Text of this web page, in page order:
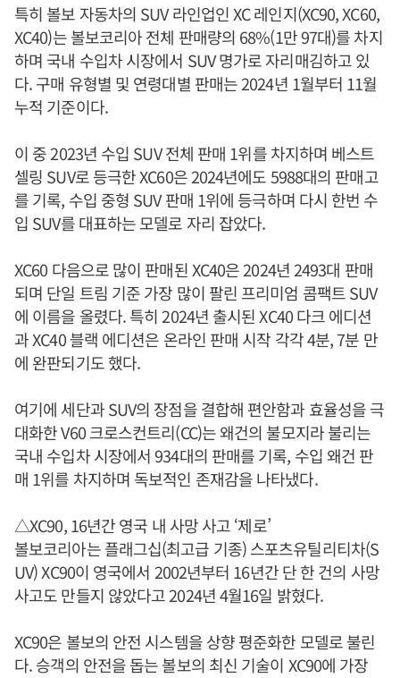
특히 볼보 자동차의 SUV 라인업인 XC 레인지(XC90, XC60,
XC40)는 볼보코리아 전체 판매량의 68%(1만 97대)를 차지
하며 국내 수입차 시장에서 SUV 명가로 자리매김하고 있
다. 구매 유형별 및 연령대별 판매는 2024년 1월부터 11월
누적 기준이다.
이 중 2023년 수입 SUV 전체 판매 1위를 차지하며 베스트
셀링 SUV로 등극한 XC60은 2024년에도 5988대의 판매고
를 기록, 수입 중형 SUV 판매 1위에 등극하며 다시 한번 수
입 SUV를 대표하는 모델로 자리 잡았다.
XC60 다음으로 많이 판매된 XC40은 2024년 2493대 판매
되며 단일 트림 기준 가장 많이 팔린 프리미엄 콤팩트 SUV
에 이름을 올렸다. 특히 2024년 출시된 XC40 다크 에디션
과 XC40 블랙 에디션은 온라인 판매 시작 각각 4분, 7분 만
에 완판되기도 했다.
여기에 세단과 SUV의 장점을 결합해 편안함과 효율성을 극
대화한 V60 크로스컨트리(CC)는 왜건의 불모지라 불리는
국내 수입차 시장에서 934대의 판매를 기록, 수입 왜건 판
매 1위를 차지하며 독보적인 존재감을 나타냈다.
△XC90, 16년간 영국 내 사망 사고 ‘제로’
볼보코리아는 플래그십(최고급 기종) 스포츠유틸리티차(S
UV) XC90이 영국에서 2002년부터 16년간 단 한 건의 사망
사고도 만들지 않았다고 2024년 4월16일 밝혔다.
XC90은 볼보의 안전 시스템을 상향 평준화한 모델로 불린
다. 승객의 안전을 돕는 볼보의 최신 기술이 XC90에 가장